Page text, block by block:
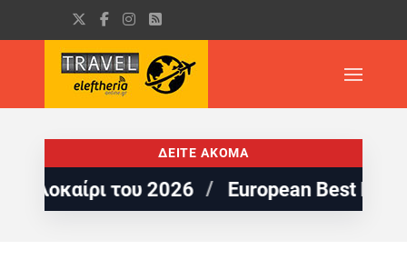
ΔΕΙΤΕ ΑΚΟΜΑ
του 2026 European Best